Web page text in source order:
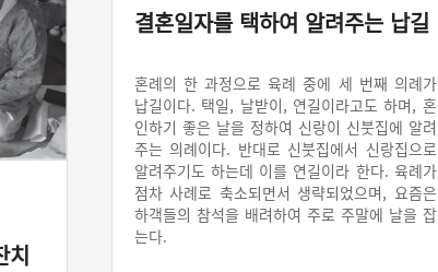
치
결혼일자를 택하여 알려주는 납길
혼례의 한 과정으로 육례 중에 세 번째 의례가
납길이다. 택일, 날받이, 연길이라고도 하며, 혼
인하기 좋은 날을 정하여 신랑이 신붓집에 알려
주는 의례이다. 반대로 신붓집에서 신랑집으로
알려주기도 하는데 이를 연길이라 한다. 육례가
점차 사례로 축소되면서 생략되었으며, 요즘은
하객들의 참석을 배려하여 주로 주말에 날을 잡
는다.